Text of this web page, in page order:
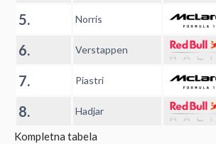
5. Norris
6. Verstappen
7. Piastri
8. Hadjar
Kompletna tabela